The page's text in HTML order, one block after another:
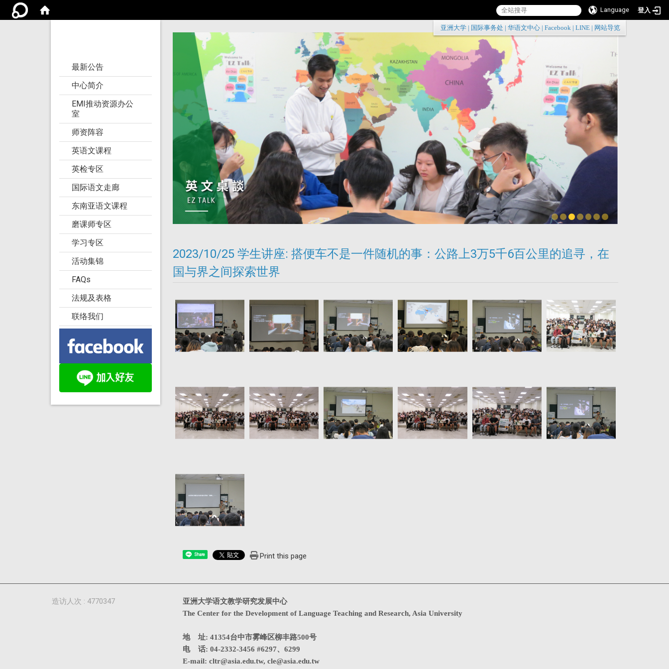
Language 登入
:::
亚洲大学 国际事务处 华语文中心 Facebook LINE 网站导览
最新公告
中心简介
EMI推动资源办公
室
师资阵容
英语文课程
英检专区
国际语文走廊
东南亚语文课程
磨课师专区
学习专区
活动集锦
FAQs
法规及表格
联络我们
2023/10/25 学生讲座: 搭便车不是一件随机的事：公路上3万5千6百公里的追寻，在
国与界之间探索世界
Share Print this page
亚洲大学语文教学研究发展中心
The Center for the Development of Language Teaching and Research, Asia University
地 址: 41354台中市雾峰区柳丰路500号
电 话: 04-2332-3456 #6297、6299
E-mail: cltr@asia.edu.tw, cle@asia.edu.tw
造访人次 : 4770347